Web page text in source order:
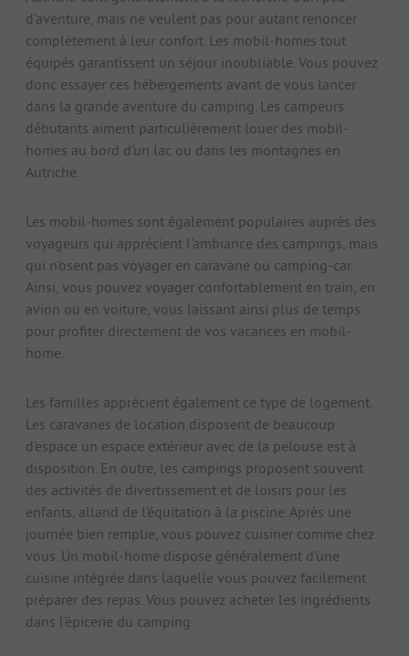
d'aventure, mais ne veulent pas pour autant renoncer
complètement à leur confort. Les mobil-homes tout
équipés garantissent un séjour inoubliable. Vous pouvez
donc essayer ces hébergements avant de vous lancer
dans la grande aventure du camping. Les campeurs
débutants aiment particulièrement louer des mobil-
homes au bord d'un lac ou dans les montagnes en
Autriche.
Les mobil-homes sont également populaires auprès des
voyageurs qui apprécient l'ambiance des campings, mais
qui n'osent pas voyager en caravane ou camping-car.
Ainsi, vous pouvez voyager confortablement en train, en
avion ou en voiture, vous laissant ainsi plus de temps
pour profiter directement de vos vacances en mobil-
home.
Les familles apprécient également ce type de logement.
Les caravanes de location disposent de beaucoup
d'espace un espace extérieur avec de la pelouse est à
disposition. En outre, les campings proposent souvent
des activités de divertissement et de loisirs pour les
enfants, alland de l'équitation à la piscine. Après une
journée bien remplie, vous pouvez cuisiner comme chez
vous. Un mobil-home dispose généralement d'une
cuisine intégrée dans laquelle vous pouvez facilement
préparer des repas. Vous pouvez acheter les ingrédients
dans l'épicerie du camping.